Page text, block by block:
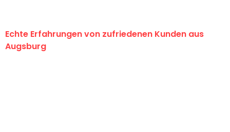
Echte Erfahrungen von zufriedenen Kunden aus
Augsburg